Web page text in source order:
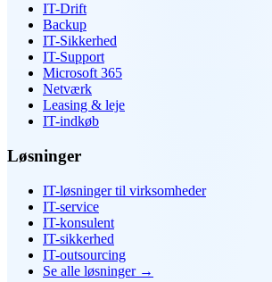
IT-Drift
Backup
IT-Sikkerhed
IT-Support
Microsoft 365
Netværk
Leasing & leje
IT-indkøb
Løsninger
IT-løsninger til virksomheder
IT-service
IT-konsulent
IT-sikkerhed
IT-outsourcing
Se alle løsninger→